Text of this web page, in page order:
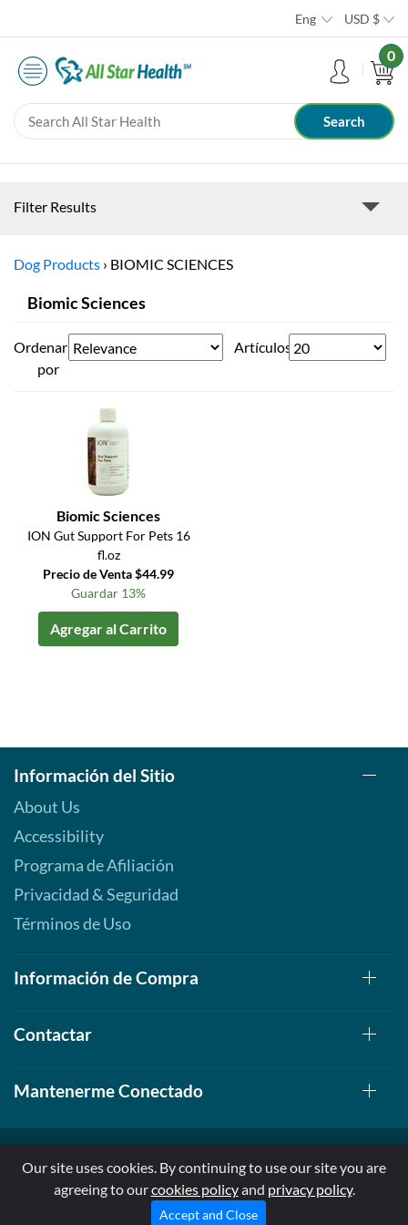
Eng USD $
0
Filter Results
Dog Products › BIOMIC SCIENCES
Biomic Sciences
Ordenar
por
Artículos
Biomic Sciences
ION Gut Support For Pets 16
fl.oz
Precio de Venta $44.99
Guardar 13%
Agregar al Carrito
Información del Sitio
About Us
Accessibility
Programa de Afiliación
Privacidad & Seguridad
Términos de Uso
Información de Compra
Contactar
Mantenerme Conectado
© 1999-2026, AllStarHealth.com | All Rights Reserved
* Estas declaraciones no han sido evaluadas por la FDA
Our site uses cookies. By continuing to use our site you are
agreeing to ourcookies policyand privacy policy.
Accept and Close